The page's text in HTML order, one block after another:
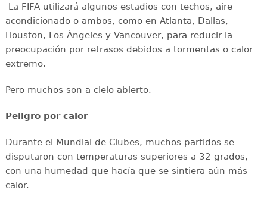
La FIFA utilizará algunos estadios con techos, aire
acondicionado o ambos, como en Atlanta, Dallas,
Houston, Los Ángeles y Vancouver, para reducir la
preocupación por retrasos debidos a tormentas o calor
extremo.
Pero muchos son a cielo abierto.
Peligro por calor
Durante el Mundial de Clubes, muchos partidos se
disputaron con temperaturas superiores a 32 grados,
con una humedad que hacía que se sintiera aún más
calor.